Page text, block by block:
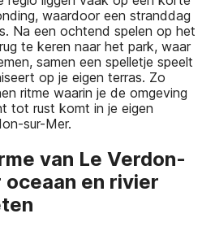
waardoor een stranddag
Na een ochtend spelen op het
te keren naar het park, waar
samen een spelletje speelt
op je eigen terras. Zo
ritme waarin je de omgeving
tot rust komt in je eigen
sur-Mer.
van Le Verdon-
en rivier